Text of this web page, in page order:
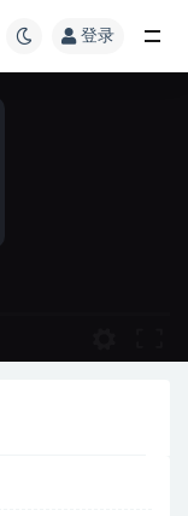
登录